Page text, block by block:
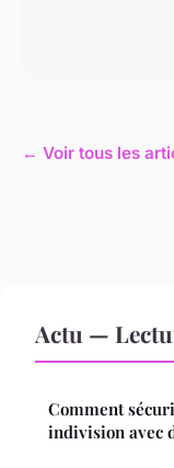
← Voir tous les
Actu —
Comment
indivision avec